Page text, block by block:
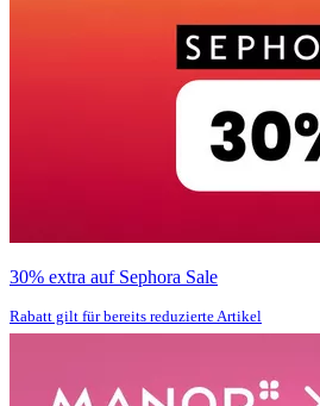
30% extra auf Sephora Sale
Rabatt gilt für bereits reduzierte Artikel